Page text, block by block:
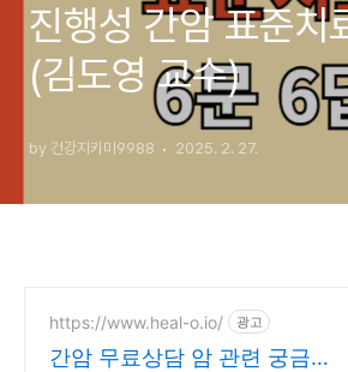
진행성 간암 표준
(김도영 교수)
by 건강지키미9988 2025. 2. 27.
https://www.heal-o.io/ 광고
간암 무료상담 암 관련 궁금증